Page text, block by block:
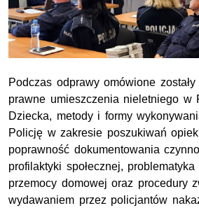
Podczas odprawy omówione
prawne umieszczenia nieletniego w
Dziecka, metody i formy
Policję w zakresie poszukiwań
poprawność dokumentowania
profilaktyki społecznej, problematyka
przemocy domowej oraz procedury
wydawaniem przez policjantów